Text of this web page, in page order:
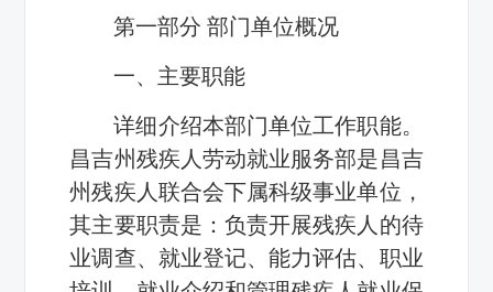
第一部分 部门单位概况
一、主要职能
详细介绍本部门单位工作职能。
昌吉州残疾人劳动就业服务部是昌吉
州残疾人联合会下属科级事业单位，
其主要职责是：负责开展残疾人的待
业调查、就业登记、能力评估、职业